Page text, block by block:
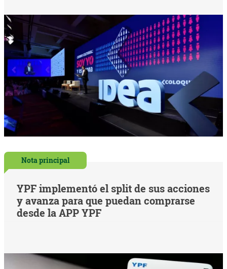
Nota principal
YPF implementó el split de sus acciones
y avanza para que puedan comprarse
desde la APP YPF